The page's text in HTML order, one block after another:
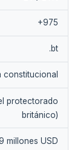
+975
.bt
constitucional
protectorado
británico)
millones USD